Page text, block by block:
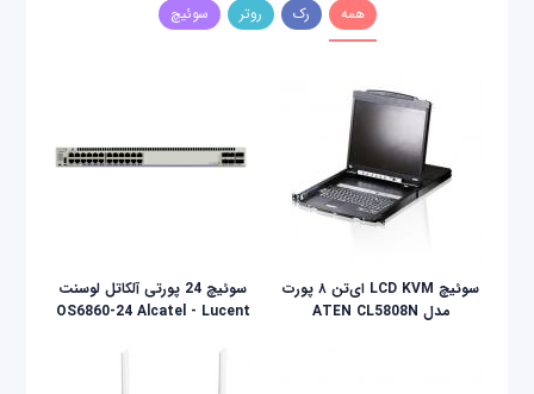
همه رک روتر سوئیچ
سوئيچ LCD KVM ای‌تن ۸ پورت
مدل ATEN CL5808N
سوئیچ 24 پورتی آلکاتل لوسنت
OS6860-24 Alcatel - Lucent